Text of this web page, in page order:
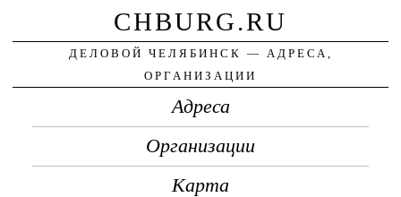
CHBURG.RU
ДЕЛОВОЙ ЧЕЛЯБИНСК — АДРЕСА,
ОРГАНИЗАЦИИ
Адреса
Организации
Карта